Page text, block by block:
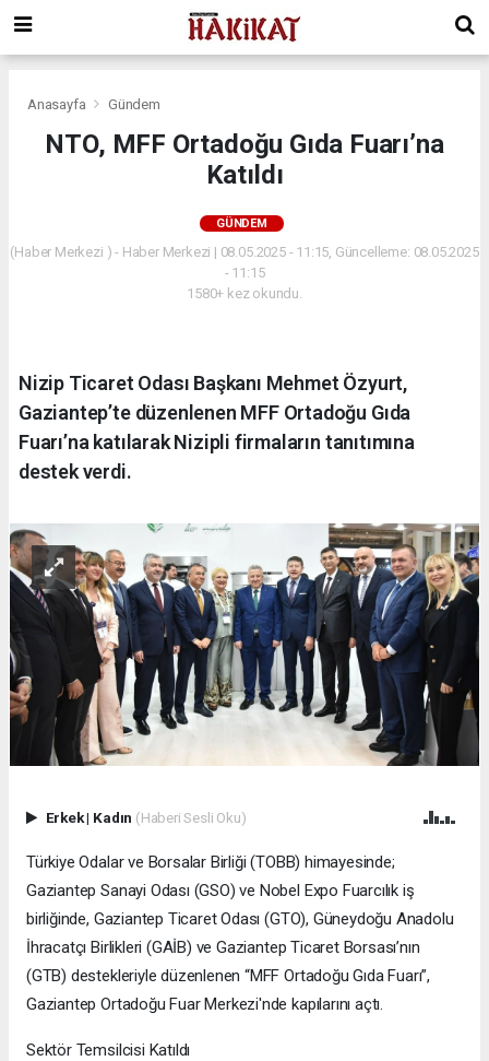
Anasayfa Gündem
NTO, MFF Ortadoğu Gıda Fuarı’na
Katıldı
GÜNDEM
(Haber Merkezi ) - Haber Merkezi | 08.05.2025 - 11:15, Güncelleme: 08.05.2025
- 11:15
1580+ kez okundu.
Nizip Ticaret Odası Başkanı Mehmet Özyurt,
Gaziantep’te düzenlenen MFF Ortadoğu Gıda
Fuarı’na katılarak Nizipli firmaların tanıtımına
destek verdi.
Erkek| Kadın (Haberi Sesli Oku)
Türkiye Odalar ve Borsalar Birliği (TOBB) himayesinde;
Gaziantep Sanayi Odası (GSO) ve Nobel Expo Fuarcılık iş
birliğinde, Gaziantep Ticaret Odası (GTO), Güneydoğu Anadolu
İhracatçı Birlikleri (GAİB) ve Gaziantep Ticaret Borsası’nın
(GTB) destekleriyle düzenlenen “MFF Ortadoğu Gıda Fuarı”,
Gaziantep Ortadoğu Fuar Merkezi'nde kapılarını açtı.
Sektör Temsilcisi Katıldı